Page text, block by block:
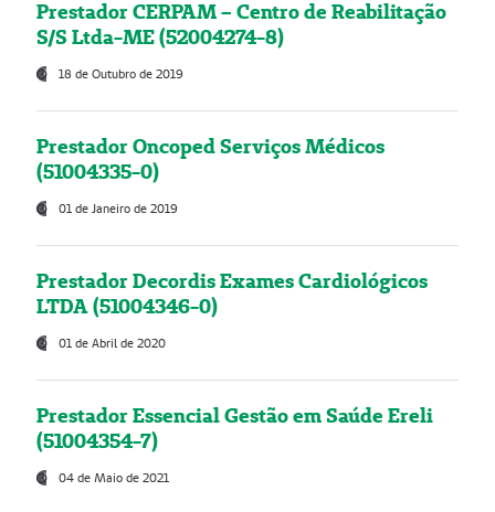
Prestador CERPAM – Centro de Reabilitação
S/S Ltda-ME (52004274-8)
18 de Outubro de 2019
Prestador Oncoped Serviços Médicos
(51004335-0)
01 de Janeiro de 2019
Prestador Decordis Exames Cardiológicos
LTDA (51004346-0)
01 de Abril de 2020
Prestador Essencial Gestão em Saúde Ereli
(51004354-7)
04 de Maio de 2021